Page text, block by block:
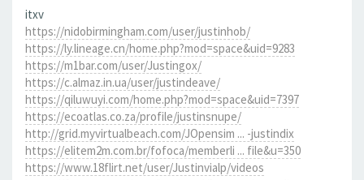
itxv
https://nidobirmingham.com/user/justinhob/
https://ly.lineage.cn/home.php?mod=space&uid=9283
https://m1bar.com/user/Justingox/
https://c.almaz.in.ua/user/justindeave/
https://qiluwuyi.com/home.php?mod=space&uid=7397
https://ecoatlas.co.za/profile/justinsnupe/
http://grid.myvirtualbeach.com/JOpensim ... -justindix
https://elitem2m.com.br/fofoca/memberli ... file&u=350
https://www.18flirt.net/user/Justinvialp/videos